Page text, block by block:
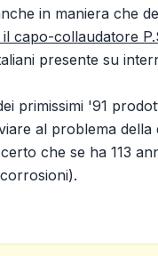
in maniera che
il capo-collaudatore
presente su
primissimi '91
al problema
che se ha 113